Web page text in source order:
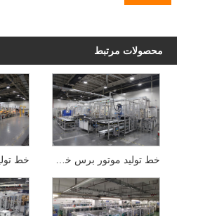
محصولات مرتبط
خط تولید موتور برس خورده چرخدار پنجره خودرو